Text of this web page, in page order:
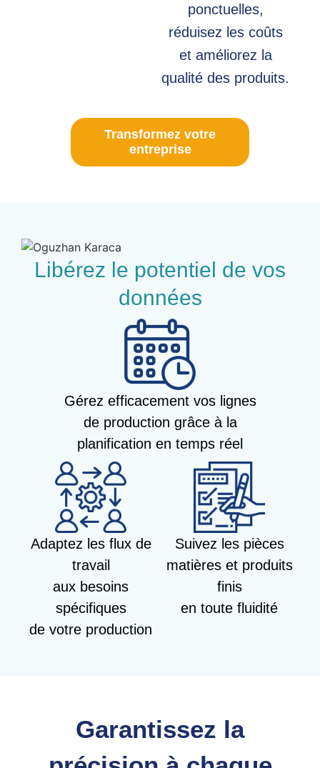
ponctuelles,
réduisez les coûts
et améliorez la
qualité des produits.
Transformez votre
entreprise
Libérez le potentiel de vos
données
Gérez efficacement vos lignes
de production grâce à la
planification en temps réel
Adaptez les flux de
travail
aux besoins
spécifiques
de votre production
Suivez les pièces
matières et produits
finis
en toute fluidité
Garantissez la